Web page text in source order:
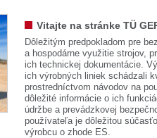
Vitajte na stránke TÜ
Dôležitým predpokladom pre
a hospodárne využitie strojov,
ich technickej dokumentácie.
ich výrobných liniek schádzali
prostredníctvom návodov na
dôležité informácie o ich
údržbe a prevádzkovej
používateľa je dôležitou
výrobcu o zhode ES.